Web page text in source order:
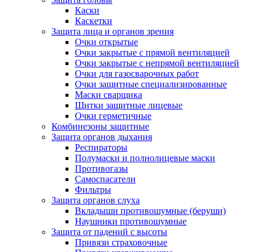
Каски
Каскетки
Защита лица и органов зрения
Очки открытые
Очки закрытые с прямой вентиляцией
Очки закрытые с непрямой вентиляцией
Очки для газосварочных работ
Очки защитные специализированные
Маски сварщика
Щитки защитные лицевые
Очки герметичные
Комбинезоны защитные
Защита органов дыхания
Респираторы
Полумаски и полнолицевые маски
Противогазы
Самоспасатели
Фильтры
Защита органов слуха
Вкладыши противошумные (беруши)
Наушники противошумные
Защита от падений с высоты
Привязи страховочные